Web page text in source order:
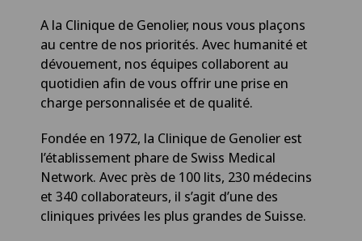
A la Clinique de Genolier, nous vous plaçons
au centre de nos priorités. Avec humanité et
dévouement, nos équipes collaborent au
quotidien afin de vous offrir une prise en
charge personnalisée et de qualité.
Fondée en 1972, la Clinique de Genolier est
l’établissement phare de Swiss Medical
Network. Avec près de 100 lits, 230 médecins
et 340 collaborateurs, il s’agit d’une des
cliniques privées les plus grandes de Suisse.